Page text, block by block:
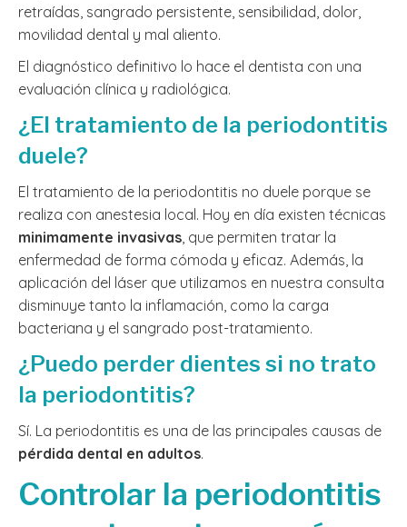
retraídas, sangrado persistente, sensibilidad, dolor,
movilidad dental y mal aliento.
El diagnóstico definitivo lo hace el dentista con una
evaluación clínica y radiológica.
¿El tratamiento de la periodontitis
duele?
El tratamiento de la periodontitis no duele porque se
realiza con anestesia local. Hoy en día existen técnicas
minimamente invasivas, que permiten tratar la
enfermedad de forma cómoda y eficaz. Además, la
aplicación del láser que utilizamos en nuestra consulta
disminuye tanto la inflamación, como la carga
bacteriana y el sangrado post-tratamiento.
¿Puedo perder dientes si no trato
la periodontitis?
Sí. La periodontitis es una de las principales causas de
pérdida dental en adultos.
Controlar la periodontitis